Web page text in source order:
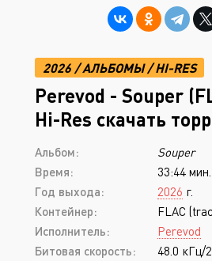
Или войти
2026 /АЛЬБОМЫ/HI-RES
Perevod - Souper
Hi-Res скачать
Альбом:
Souper
Время:
33:44 мин.
Год выхода:
2026 г.
Контейнер:
FLAC
Исполнитель:
Perevod
Битовая скорость:
48.0 кГц/